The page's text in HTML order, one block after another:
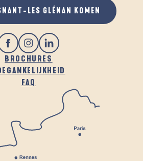
BROCHURES
FAQ
LES GLÉNAN KOMEN